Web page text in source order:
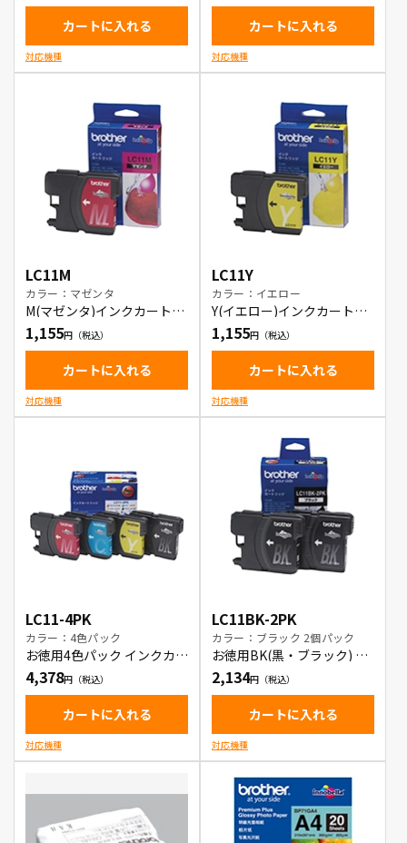
カートに入れる
対応機種
カートに入れる
対応機種
LC11M
カラー：マゼンタ
M(マゼンタ)インクカートリ
ッジ
1,155
カートに入れる
対応機種
LC11Y
カラー：イエロー
Y(イエロー)インクカートリ
ッジ
1,155
カートに入れる
対応機種
LC11-4PK
カラー：4色パック
お徳用4色パック インクカー
トリッジ
4,378
カートに入れる
対応機種
LC11BK-2PK
カラー：ブラック 2個パック
お徳用BK(黒・ブラック) 2
本パック インクカートリッ
ジ
2,134
カートに入れる
対応機種